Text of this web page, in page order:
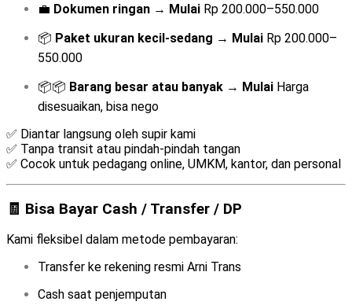
💼 Dokumen ringan → Mulai Rp 200.000–550.000
📦 Paket ukuran kecil-sedang → Mulai Rp 200.000–
550.000
📦📦 Barang besar atau banyak → Mulai Harga
disesuaikan, bisa nego
✅ Diantar langsung oleh supir kami
✅ Tanpa transit atau pindah-pindah tangan
✅ Cocok untuk pedagang online, UMKM, kantor, dan personal
🧾 Bisa Bayar Cash / Transfer / DP
Kami fleksibel dalam metode pembayaran:
Transfer ke rekening resmi Arni Trans
Cash saat penjemputan